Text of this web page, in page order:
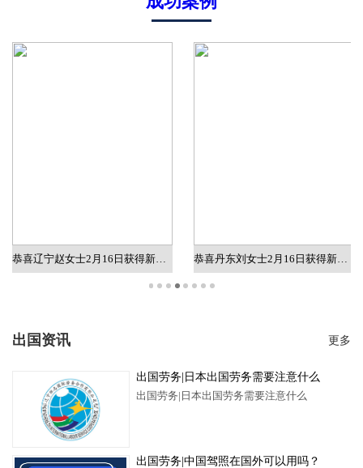
恭喜辽宁赵女士2月16日获得新加坡质检工作批文 恭喜丹东刘女士2月16日获得新加坡销售工作批文
出国资讯 更多
出国劳务​|日本出国劳务需要注意什么
出国劳务​|日本出国劳务需要注意什么
出国劳务|中国驾照在国外可以用吗？